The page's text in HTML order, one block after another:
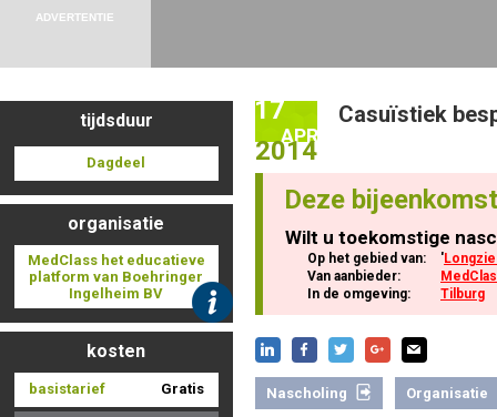
Nascholingen op locatie (agenda)
Nascholingen online (elearning)
Nascholingen op aanvraag (in-company)
Nascholing aanmelden
ADVERTENTIE
tijdsduur
Dagdeel
organisatie
MedClass het educatieve
platform van Boehringer
Ingelheim BV
kosten
basistarief Gratis
17
APR
2014
Casuïstiek
Deze
Wilt u toekomstige
Op het gebied van: '
Van aanbieder:
In de omgeving:
Tilburg
Nascholing Organisatie